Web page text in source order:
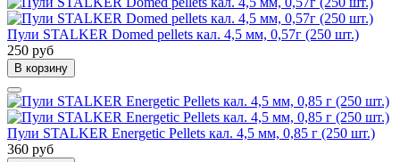
Пули STALKER Domed pellets кал. 4,5 мм, 0,57г (250 шт.)
250 руб
В корзину
Пули STALKER Energetic Pellets кал. 4,5 мм, 0,85 г (250 шт.)
360 руб